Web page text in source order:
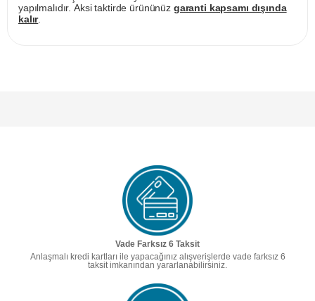
yapılmalıdır. Aksi taktirde ürününüz garanti kapsamı dışında
kalır.
Vade Farksız 6 Taksit
Anlaşmalı kredi kartları ile yapacağınız alışverişlerde vade farksız 6
taksit imkanından yararlanabilirsiniz.